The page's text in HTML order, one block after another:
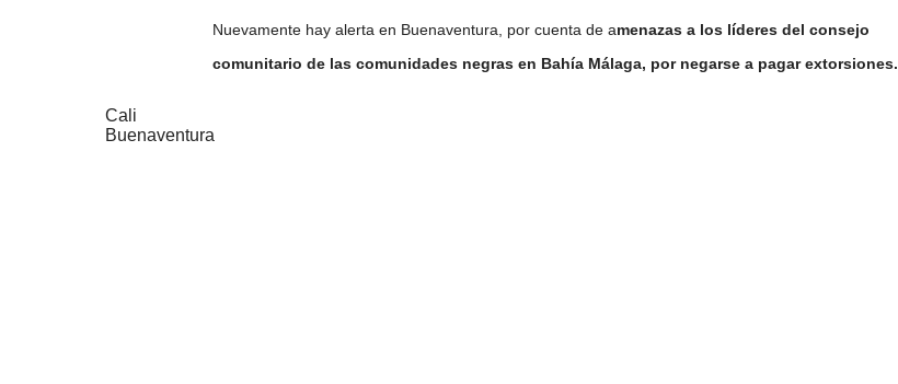
Nuevamente hay alerta en Buenaventura, por cuenta de amenazas a los líderes del consejo
comunitario de las comunidades negras en Bahía Málaga, por negarse a pagar extorsiones.
Cali
Buenaventura